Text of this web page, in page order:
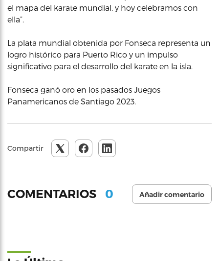
el mapa del karate mundial, y hoy celebramos con
ella”.
La plata mundial obtenida por Fonseca representa un
logro histórico para Puerto Rico y un impulso
significativo para el desarrollo del karate en la isla.
Fonseca ganó oro en los pasados Juegos
Panamericanos de Santiago 2023.
Compartir
COMENTARIOS 0 Añadir comentario